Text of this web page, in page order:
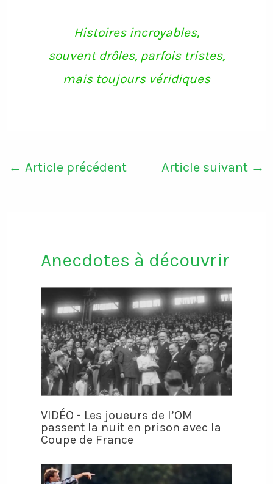
Histoires incroyables,
souvent drôles, parfois tristes,
mais toujours véridiques
← Article précédent Article suivant →
Anecdotes à découvrir
VIDÉO - Les joueurs de l’OM
passent la nuit en prison avec la
Coupe de France